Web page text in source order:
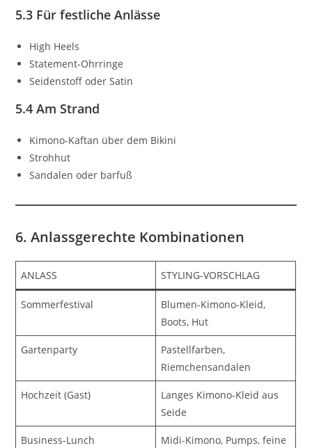
5.3 Für festliche Anlässe
High Heels
Statement-Ohrringe
Seidenstoff oder Satin
5.4 Am Strand
Kimono-Kaftan über dem Bikini
Strohhut
Sandalen oder barfuß
6. Anlassgerechte Kombinationen
ANLASS STYLING-VORSCHLAG
Sommerfestival
Blumen-Kimono-Kleid,
Boots, Hut
Gartenparty
Pastellfarben,
Riemchensandalen
Hochzeit (Gast)
Langes Kimono-Kleid aus
Seide
Business-Lunch
Midi-Kimono, Pumps, feine